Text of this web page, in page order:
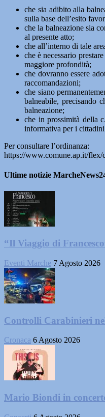
che sia adibito alla
sulla base dell’esito
che la balneazione sia
al presente atto;
che all’interno di tale
che è necessario
maggiore profondità;
che dovranno essere
raccomandazioni;
che siano
balneabile, precisando
balneazione;
che in prossimità della
informativa per i
Per consultare l’ordinanza:
https://www.comune.ap.it/
Ultime notizie
“Il Viaggio di
Eventi Marche 7 Agosto 2026
Controlli Carabinieri
Cronaca 6 Agosto 2026
Mario Biondi in